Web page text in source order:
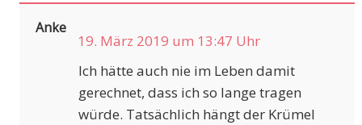
Anke
19. März 2019 um 13:47 Uhr
Ich hätte auch nie im Leben damit
gerechnet, dass ich so lange tragen
würde. Tatsächlich hängt der Krümel